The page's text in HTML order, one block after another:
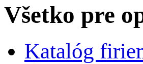
Všetko pre
Katalóg